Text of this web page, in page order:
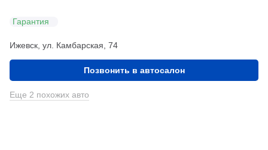
Гарантия
Ижевск, ул. Камбарская, 74
Позвонить в автосалон
Еще 2 похожих авто